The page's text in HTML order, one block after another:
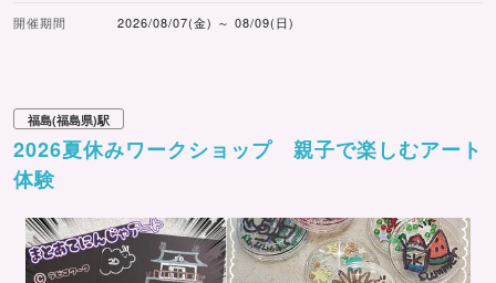
開催期間 2026/08/07(金) ～ 08/09(日)
福島(福島県)駅
2026夏休みワークショップ 親子で楽しむアート
体験